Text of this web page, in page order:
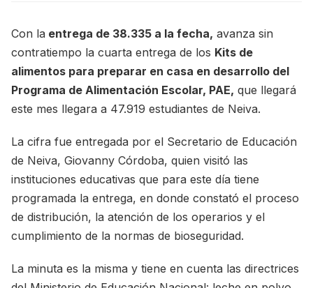
Con la entrega de 38.335 a la fecha, avanza sin
contratiempo la cuarta entrega de los Kits de
alimentos para preparar en casa en desarrollo del
Programa de Alimentación Escolar, PAE, que llegará
este mes llegara a 47.919 estudiantes de Neiva.
La cifra fue entregada por el Secretario de Educación
de Neiva, Giovanny Córdoba, quien visitó las
instituciones educativas que para este día tiene
programada la entrega, en donde constató el proceso
de distribución, la atención de los operarios y el
cumplimiento de la normas de bioseguridad.
La minuta es la misma y tiene en cuenta las directrices